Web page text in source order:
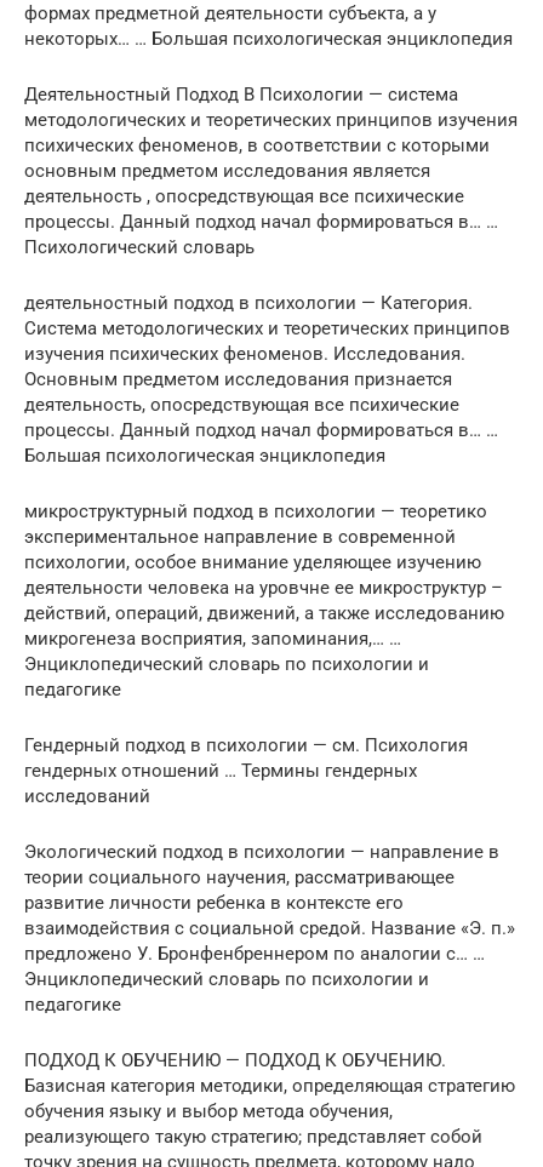
формах предметной деятельности субъекта, а у
некоторых… … Большая психологическая энциклопедия
Деятельностный Подход В Психологии — система
методологических и теоретических принципов изучения
психических феноменов, в соответствии с которыми
основным предметом исследования является
деятельность , опосредствующая все психические
процессы. Данный подход начал формироваться в… …
Психологический словарь
деятельностный подход в психологии — Категория.
Система методологических и теоретических принципов
изучения психических феноменов. Исследования.
Основным предметом исследования признается
деятельность, опосредствующая все психические
процессы. Данный подход начал формироваться в… …
Большая психологическая энциклопедия
микроструктурный подход в психологии — теоретико
экспериментальное направление в современной
психологии, особое внимание уделяющее изучению
деятельности человека на уровчне ее микроструктур –
действий, операций, движений, а также исследованию
микрогенеза восприятия, запоминания,… …
Энциклопедический словарь по психологии и
педагогике
Гендерный подход в психологии — см. Психология
гендерных отношений … Термины гендерных
исследований
Экологический подход в психологии — направление в
теории социального научения, рассматривающее
развитие личности ребенка в контексте его
взаимодействия с социальной средой. Название «Э. п.»
предложено У. Бронфенбреннером по аналогии с… …
Энциклопедический словарь по психологии и
педагогике
ПОДХОД К ОБУЧЕНИЮ — ПОДХОД К ОБУЧЕНИЮ.
Базисная категория методики, определяющая стратегию
обучения языку и выбор метода обучения,
реализующего такую стратегию; представляет собой
точку зрения на сущность предмета, которому надо